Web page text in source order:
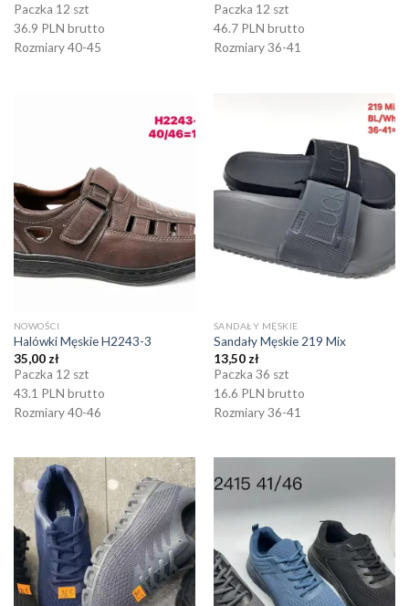
Paczka 12 szt
36.9 PLN brutto
Rozmiary 40-45
Paczka 12 szt
46.7 PLN brutto
Rozmiary 36-41
NOWOŚCI
Halówki Męskie H2243-3
35,00 zł
Paczka 12 szt
43.1 PLN brutto
Rozmiary 40-46
SANDAŁY MĘSKIE
Sandały Męskie 219 Mix
13,50 zł
Paczka 36 szt
16.6 PLN brutto
Rozmiary 36-41